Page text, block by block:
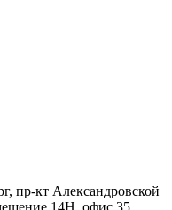
пр-кт Александровской